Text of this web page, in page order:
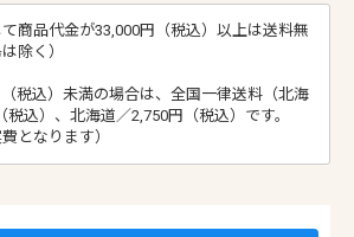
商品代金が33,000円（税込）以上は送料無
除く）
税込）未満の場合は、全国一律送料（北海
込）、北海道／2,750円（税込）です。
となります）